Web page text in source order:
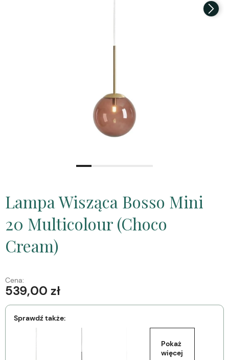
Lampa Wisząca Bosso Mini
20 Multicolour (Choco
Cream)
Cena:
539,00 zł
Sprawdź także:
Pokaż
więcej